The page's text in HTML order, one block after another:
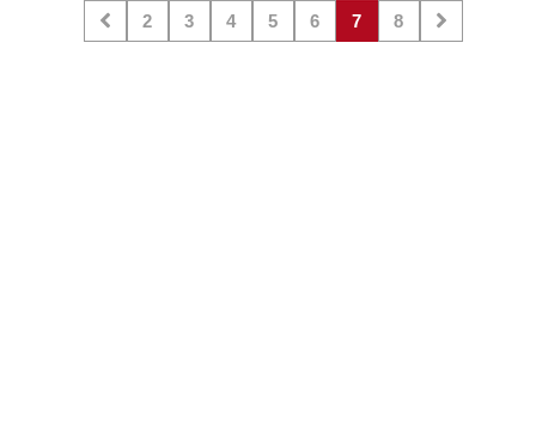
2 3 4 5 6 7 8